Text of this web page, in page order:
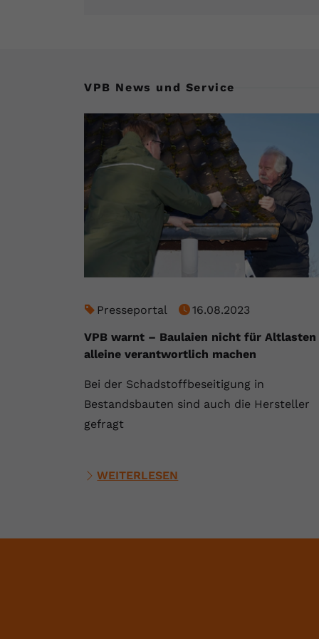
VPB News und Service
Presseportal
16.08.2023
VPB warnt – Baulaien nicht für Altlasten
alleine verantwortlich machen
Bei der Schadstoffbeseitigung in
Bestandsbauten sind auch die Hersteller
gefragt
WEITERLESEN